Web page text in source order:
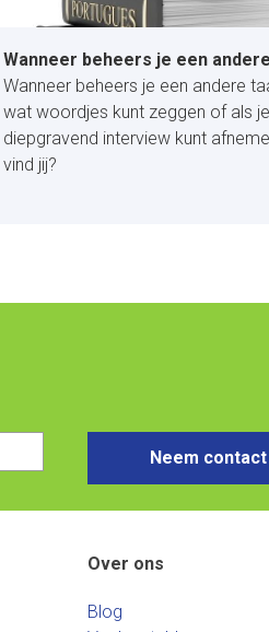
Wanneer beheers je een
Wanneer beheers je een andere
wat woordjes kunt zeggen of als
diepgravend interview kunt
vind jij?
Neem
Over ons
Blog